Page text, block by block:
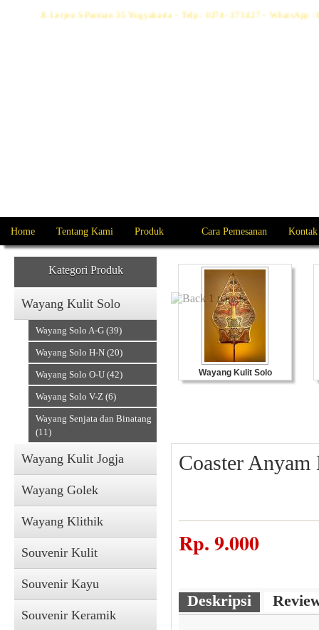
Jl. Letjen S Parman 35 Yogyakarta - Telp : 0274- 373427 -
Home Tentang Kami Produk Cara Pemesanan
Kategori Produk
Wayang Kulit Solo
Wayang Solo A-G (39)
Wayang Solo H-N (20)
Wayang Solo O-U (42)
Wayang Solo V-Z (6)
Wayang Senjata dan Binatang
(11)
Wayang Kulit Jogja
Wayang Golek
Wayang Klithik
Souvenir Kulit
Souvenir Kayu
Souvenir Keramik
Wayang Kulit Solo
Coaster Anyam
Rp.9.000
Deskripsi